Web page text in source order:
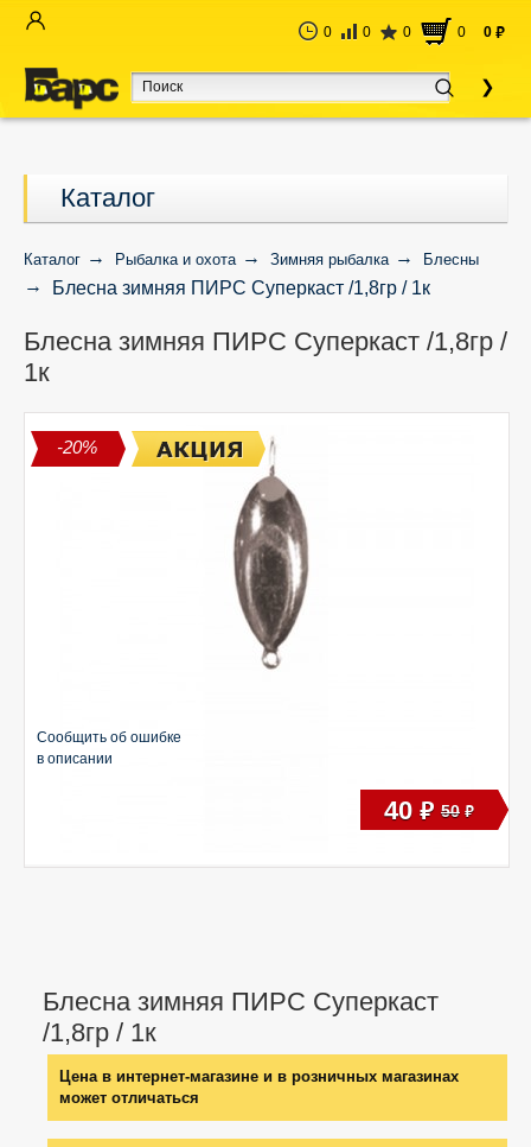
0 0 0 0 0 руб
Каталог
Каталог Рыбалка и охота Зимняя рыбалка Блесны
Блесна зимняя ПИРС Суперкаст /1,8гр / 1к
Блесна зимняя ПИРС Суперкаст /1,8гр /
1к
-20%
Блесна зимняя ПИРС Суперкаст
/1,8гр / 1к
Цена в интернет-магазине и в розничных магазинах
может отличаться
Сообщить об ошибке
в описании
40 руб 50 руб